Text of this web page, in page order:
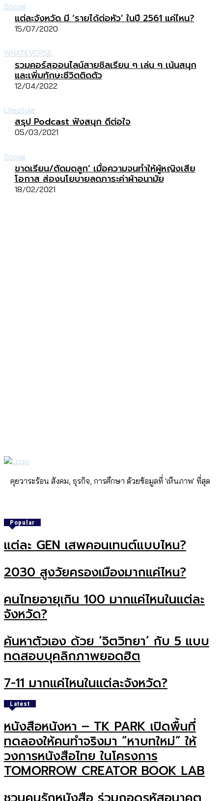
Social
แต่ละจังหวัด มี ‘รายได้ต่อหัว’ ในปี 2561 แค่ไหน?
15/07/2020
WHATEVERSE
รวมคอร์สออนไลน์สายชิลเรียน ๆ เล่น ๆ เน้นสนุก
และเพิ่มทักษะชีวิตติดตัว
12/04/2022
Lifestyle
สรุป Podcast ฟังสนุก ดีต่อใจ
05/03/2021
Social
ขาดเรียน/ตัดมดลูก’ เมื่อความจนทำให้ผู้หญิงเสีย
โอกาส ส่องนโยบายลดภาระค่าผ้าอนามัย
18/02/2021
คุยวาระร้อน สังคม, ธุรกิจ, การศึกษา ด้วยข้อมูลที่ 'เห็นภาพ' ที่สุด
Popular
แต่ละ GEN เสพคอนเทนต์แบบไหน?
2030 สูงวัยครองเมืองมากแค่ไหน?
คนไทยอายุเกิน 100 มากแค่ไหนในแต่ละ
จังหวัด?
ค้นหาตัวเอง ด้วย ‘จิตวิทยา’ กับ 5 แบบ
ทดสอบบุคลิกภาพยอดฮิต
7-11 มากแค่ไหนในแต่ละจังหวัด?
Latest
หนังสือหนังหา – TK PARK เปิดพื้นที่
ทดลองให้คนทำจริงมา “หาบทใหม่” ให้
วงการหนังสือไทย ในโครงการ
TOMORROW CREATOR BOOK LAB